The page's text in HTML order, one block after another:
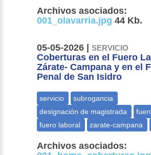
Archivos asociados:
001_olavarria.jpg 44 Kb.
05-05-2026 |SERVICIO
Coberturas en el Fuero
Zárate- Campana y en el
Penal de San Isidro
Archivos asociados: